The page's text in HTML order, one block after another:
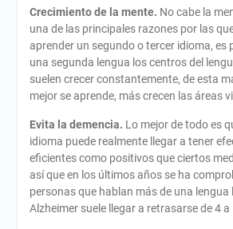
Crecimiento de la mente. No cabe la
una de las principales razones por las
aprender un segundo o tercer idioma, es
una segunda lengua los centros del
suelen crecer constantemente, de esta
mejor se aprende, más crecen las áreas
Evita la demencia. Lo mejor de todo es
idioma puede realmente llegar a tener
eficientes como positivos que ciertos
así que en los últimos años se ha
personas que hablan más de una lengua
Alzheimer suele llegar a retrasarse de 4 a